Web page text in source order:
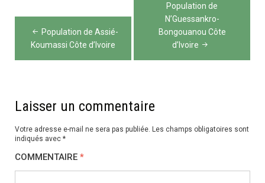
de
l’article
Population de Assié-
Koumassi Côte d’Ivoire
Population de
N’Guessankro-
Bongouanou Côte
d’Ivoire
Laisser un commentaire
Votre adresse e-mail ne sera pas publiée. Les champs obligatoires sont
indiqués avec *
COMMENTAIRE *